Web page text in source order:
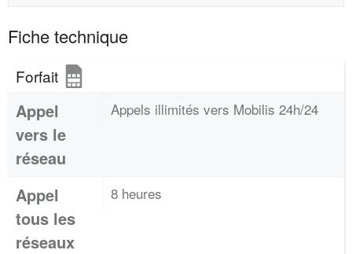
Fiche technique
Forfait
Appel
vers le
réseau
Appels illimités vers Mobilis 24h/24
Appel
tous les
réseaux
8 heures